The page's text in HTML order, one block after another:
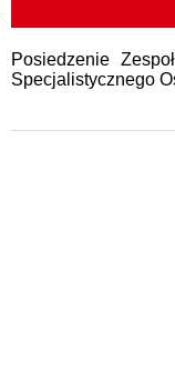
Posiedzenie
Specjalistycznego